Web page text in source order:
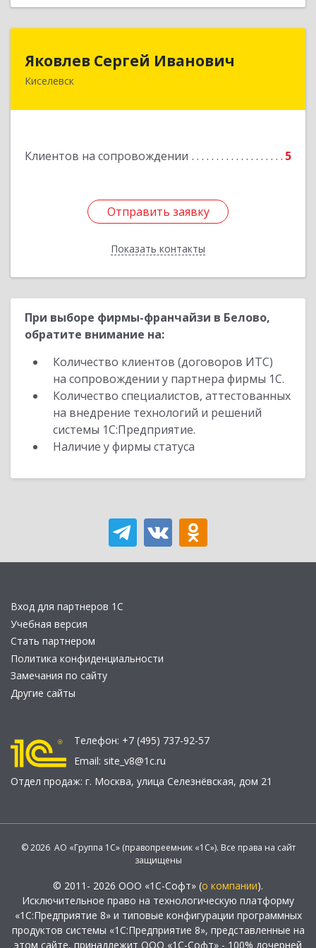
Яковлев Сергей Иванович
Киселевск
Клиентов на сопровождении 5
Отправить заявку
Показать контакты
Яковлев Сергей Иванович
650002, Кемеровская обл, г.Кемерово, пр-т
Отправить заявку
Назад
При выборе фирмы-франчайзи в Белово,
обратите внимание на:
Количество клиентов (договоров ИТС)
на сопровождении у партнера фирмы 1С.
Количество специалистов, аттестованных
на внедрение технологий и решений
системы 1С:Предприятие.
Наличие у фирмы статуса
Вход для партнеров 1С
Учебная версия
Стать партнером
Политика конфиденциальности
Замечания по сайту
Другие сайты
Телефон: +7 (495) 737-92-57
Email: site_v8@1c.ru
Отдел продаж: г. Москва, улица Селезнёвская, дом 21
© 2026 АО «Группа 1С» (правопреемник «1С»). Все права на сайт
защищены
© 2011- 2026 ООО «1С-Софт» (о компании).
Исключительное право на технологическую платформу
«1С:Предприятие 8» и типовые конфигурации программных
продуктов системы «1С:Предприятие 8», представленные на
этом сайте, принадлежит ООО «1С-Софт» - 100% дочерней